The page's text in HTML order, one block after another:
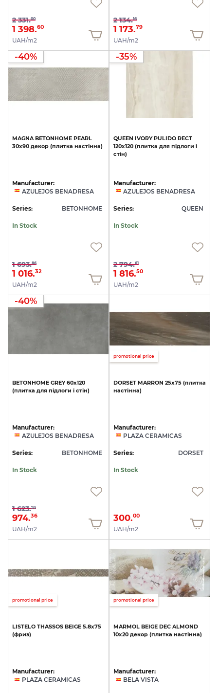
2 331.00
1 398.60
UAH/m2
2 134.16
1 173.79
UAH/m2
-40%
MAGNA BETONHOME PEARL
30х90 декор (плитка настінна)
Manufacturer:
AZULEJOS BENADRESA
Series: BETONHOME
In Stock
1 693.86
1 016.32
UAH/m2
-35%
QUEEN IVORY PULIDO RECT
120x120 (плитка для підлоги і
стін)
Manufacturer:
AZULEJOS BENADRESA
Series: QUEEN
In Stock
2 794.61
1 816.50
UAH/m2
-40%
BETONHOME GREY 60x120
(плитка для підлоги і стін)
Manufacturer:
AZULEJOS BENADRESA
Series: BETONHOME
In Stock
1 623.93
974.36
UAH/m2
promotional price
DORSET MARRON 25х75 (плитка
настінна)
Manufacturer:
PLAZA CERAMICAS
Series: DORSET
In Stock
300.00
UAH/m2
promotional price
LISTELO THASSOS BEIGE 5.8х75
(фриз)
Manufacturer:
PLAZA CERAMICAS
promotional price
MARMOL BEIGE DEC ALMOND
10х20 декор (плитка настінна)
Manufacturer:
BELA VISTA